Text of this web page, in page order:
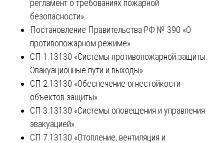
регламент о требованиях пожарной
безопасности».
Постановление Правительства РФ № 390 «О
противопожарном режиме».
СП 1.13130 «Системы противопожарной защиты.
Эвакуационные пути и выходы».
СП 2.13130 «Обеспечение огнестойкости
объектов защиты».
СП 3.13130 «Системы оповещения и управления
эвакуацией».
СП 7.13130 «Отопление, вентиляция и